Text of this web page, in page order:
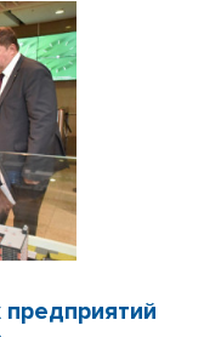
инвестициям при
предприятий